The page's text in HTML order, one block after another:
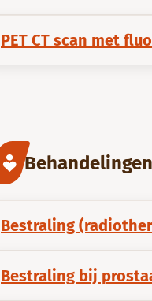
PET CT scan met
Behandelingen
Bestraling
Bestraling bij